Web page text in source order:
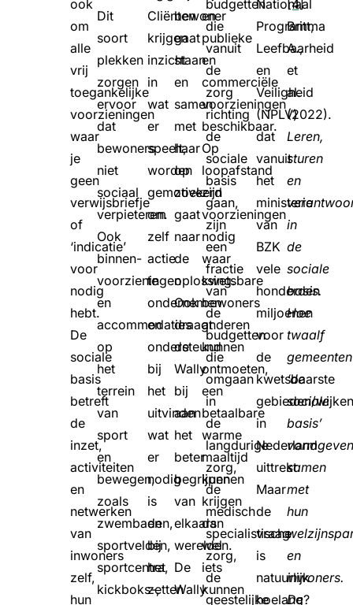
ook
om
alle
vrij
toegankelijke
voorzieningen
waar
je
geen
verwijsbriefje
of
‘indicatie’
voor
nodig
hebt.
De
sociale
basis
betreft
de
inzet,
activiteiten
en
netwerken
van
inwoners
zelf,
hun
Dit
soort
plekken
zorgen
ervoor
dat
bewoners
niet
sociaal
verpieteren.
Ook
binnen-
voorzieningen
en
accommodaties
op
het
terrein
van
sport
en
bewegen,
zoals
zwembaden,
sportvelden,
sportcentra,
kickboks-,
Cliënten
krijgen
inzicht
in
wat
er
speelt,
worden
gemotiveerd
om
zelf
actie
te
ondernemen
en
ondersteund
bij
het
uitvinden
wat
er
nodig
is
en
bij
het
zetten
bewoner
gaat
staan
en
samen
met
haar
op
zoek
gaat
naar
de
oplossing.
Ook
draagt
de
Wally
bij
aan
het
beter
begrijpen
van
elkaars
werelden.
De
Wally
en
publieke
en
commerciële
voorzieningen
beschikbaar.
Op
loopafstand
zijn
voorzieningen
nodig
waar
kwetsbare
bewoners
anderen
kunnen
ontmoeten,
een
betaalbare
warme
maaltijd
kunnen
krijgen
dan
wel
iets
kunnen
budgetten
die
vanuit
de
zorg
richting
de
sociale
basis
gaan,
zijn
een
fractie
van
de
budgetten
die
omgaan
in
de
langdurige
zorg,
de
medisch
specialistische
zorg,
de
geestelijke
Nationaal
Programma
Leefbaarheid
en
Veiligheid
(NPLV)
dat
vanuit
het
ministerie
van
BZK
vele
honderden
miljoenen
voor
de
kwetsbaarste
gebieden/wijken
in
Nederland
uittrekt.
Maar
de
vraag
is
natuurlijk
hoelang?
[4]
Britt,
A.,
et
al.
(2022).
Leren,
sturen
en
in
de
sociale
basis.
Hoe
twaalf
gemeenten
‘de
sociale
basis’
samen
met
hun
en
inwoners.
De